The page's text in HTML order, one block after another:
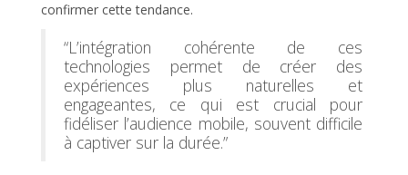
confirmer cette tendance.
“L’intégration cohérente de ces
technologies permet de créer des
expériences plus naturelles et
engageantes, ce qui est crucial pour
fidéliser l’audience mobile, souvent difficile
à captiver sur la durée.”